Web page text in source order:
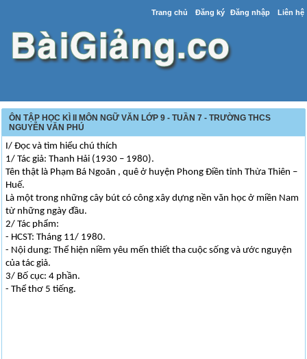
Trang chủ Đăng ký Đăng nhập Liên hệ
ÔN TẬP HỌC KÌ II MÔN NGỮ VĂN LỚP 9 - TUẦN 7 - TRƯỜNG THCS
NGUYỄN VĂN PHÚ
I/ Đọc và tìm hiểu chú thích
1/ Tác giả: Thanh Hải (1930 – 1980).
Tên thật là Phạm Bá Ngoãn , quê ở huyện Phong Điền tỉnh Thừa Thiên –
Huế.
Là một trong những cây bút có công xây dựng nền văn học ở miền Nam
từ những ngày đầu.
2/ Tác phẩm:
- HCST: Tháng 11/ 1980.
- Nội dung: Thể hiện niềm yêu mến thiết tha cuộc sống và ước nguyện
của tác giả.
3/ Bố cục: 4 phần.
- Thể thơ 5 tiếng.